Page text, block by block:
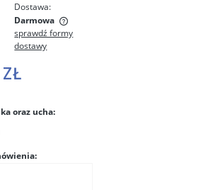
Dostawa:
Darmowa
ewentualnych kosztów płatności
sprawdź formy
dostawy
oraz ucha: